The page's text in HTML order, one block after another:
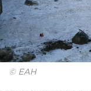
© ЕАН